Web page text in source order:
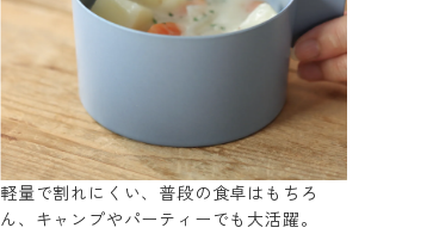
軽量で割れにくい、普段の食卓はもちろ
ん、キャンプやパーティーでも大活躍。